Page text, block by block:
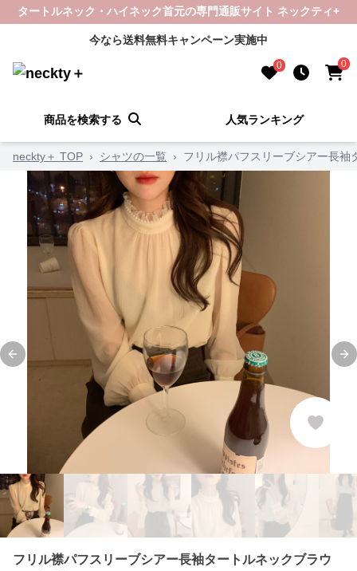
タートルネック・ハイネック首元の専門通販サイト ネックティ+
今なら送料無料キャンペーン実施中
0 0
商品を検索する 人気ランキング
neckty＋ TOP › シャツの一覧 › フリル襟パフスリーブシアー長
Previous slide
フリル襟パフスリーブシアー長袖タートルネックブラウ